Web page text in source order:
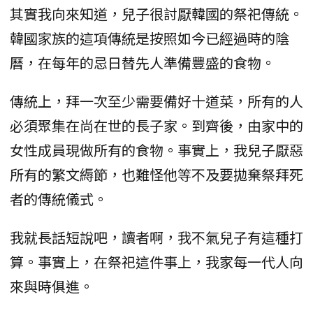
其實我向來知道，兒子很討厭韓國的祭祀傳統。
韓國家族的這項傳統是按照如今已經過時的陰
曆，在每年的忌日替先人準備豐盛的食物。
傳統上，拜一次至少需要備好十道菜，所有的人
必須聚集在尚在世的長子家。到齊後，由家中的
女性成員現做所有的食物。事實上，我兒子厭惡
所有的繁文縟節，也難怪他等不及要拋棄祭拜死
者的傳統儀式。
我就長話短說吧，讀者啊，我不氣兒子有這種打
算。事實上，在祭祀這件事上，我家每一代人向
來與時俱進。